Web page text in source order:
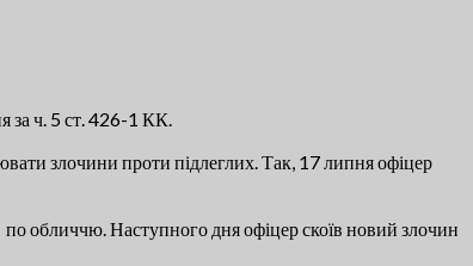
за ч. 5 ст. 426-1 КК.
злочини проти підлеглих. Так, 17 липня офіцер
по обличчю. Наступного дня офіцер скоїв новий злочин